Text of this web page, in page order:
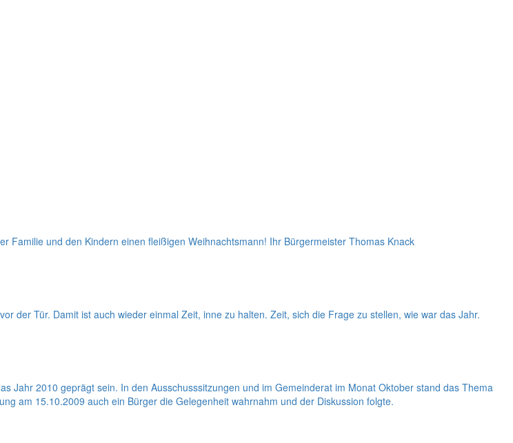
Familie und den Kindern einen fleißigen Weihnachtsmann! Ihr Bürgermeister Thomas Knack
der Tür. Damit ist auch wieder einmal Zeit, inne zu halten. Zeit, sich die Frage zu stellen, wie war das Jahr.
Jahr 2010 geprägt sein. In den Ausschusssitzungen und im Gemeinderat im Monat Oktober stand das Thema
am 15.10.2009 auch ein Bürger die Gelegenheit wahrnahm und der Diskussion folgte.